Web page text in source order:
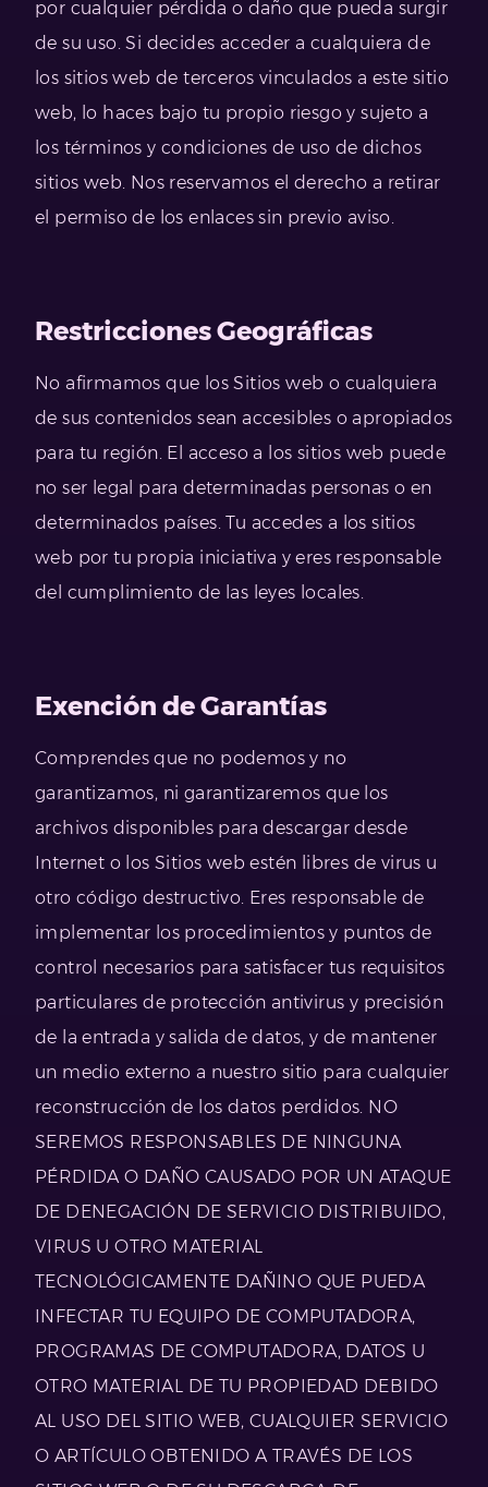
por cualquier pérdida o daño que pueda surgir
de su uso. Si decides acceder a cualquiera de
los sitios web de terceros vinculados a este sitio
web, lo haces bajo tu propio riesgo y sujeto a
los términos y condiciones de uso de dichos
sitios web. Nos reservamos el derecho a retirar
el permiso de los enlaces sin previo aviso.
Restricciones Geográficas
No afirmamos que los Sitios web o cualquiera
de sus contenidos sean accesibles o apropiados
para tu región. El acceso a los sitios web puede
no ser legal para determinadas personas o en
determinados países. Tu accedes a los sitios
web por tu propia iniciativa y eres responsable
del cumplimiento de las leyes locales.
Exención de Garantías
Comprendes que no podemos y no
garantizamos, ni garantizaremos que los
archivos disponibles para descargar desde
Internet o los Sitios web estén libres de virus u
otro código destructivo. Eres responsable de
implementar los procedimientos y puntos de
control necesarios para satisfacer tus requisitos
particulares de protección antivirus y precisión
de la entrada y salida de datos, y de mantener
un medio externo a nuestro sitio para cualquier
reconstrucción de los datos perdidos. NO
SEREMOS RESPONSABLES DE NINGUNA
PÉRDIDA O DAÑO CAUSADO POR UN ATAQUE
DE DENEGACIÓN DE SERVICIO DISTRIBUIDO,
VIRUS U OTRO MATERIAL
TECNOLÓGICAMENTE DAÑINO QUE PUEDA
INFECTAR TU EQUIPO DE COMPUTADORA,
PROGRAMAS DE COMPUTADORA, DATOS U
OTRO MATERIAL DE TU PROPIEDAD DEBIDO
AL USO DEL SITIO WEB, CUALQUIER SERVICIO
O ARTÍCULO OBTENIDO A TRAVÉS DE LOS